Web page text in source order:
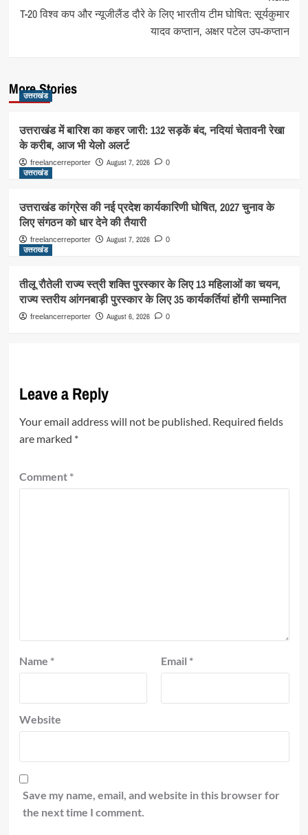
T-20 विश्व कप और न्यूजीलैंड दौरे के लिए भारतीय टीम घोषित: सूर्यकुमार
यादव कप्तान, अक्षर पटेल उप-कप्तान
More Stories
उत्तराखंड
उत्तराखंड में बारिश का कहर जारी: 132 सड़कें बंद, नदियां चेतावनी रेखा
के करीब, आज भी येलो अलर्ट
freelancerreporter August 7, 2026 0
उत्तराखंड
उत्तराखंड कांग्रेस की नई प्रदेश कार्यकारिणी घोषित, 2027 चुनाव के
लिए संगठन को धार देने की तैयारी
freelancerreporter August 7, 2026 0
उत्तराखंड
तीलू रौतेली राज्य स्त्री शक्ति पुरस्कार के लिए 13 महिलाओं का चयन,
राज्य स्तरीय आंगनबाड़ी पुरस्कार के लिए 35 कार्यकर्तियां होंगी सम्मानित
freelancerreporter August 6, 2026 0
Leave a Reply
Your email address will not be published. Required fields
are marked *
Comment *
Name * Email *
Website
Save my name, email, and website in this browser for
the next time I comment.